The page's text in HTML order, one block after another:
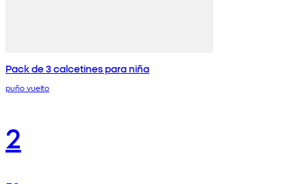
Pack de 3 calcetines para niña
puño vuelto
2